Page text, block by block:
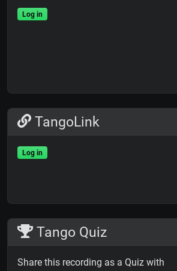
Log in
TangoLink
Log in
Tango Quiz
Share this recording as a Quiz with